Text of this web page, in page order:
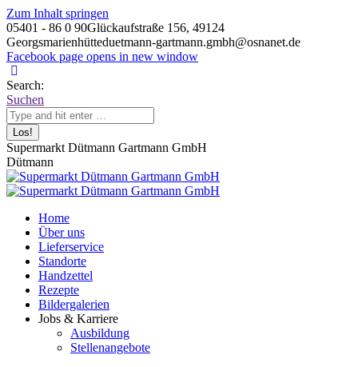
Zum Inhalt springen
05401 - 86 0 90Glückaufstraße 156, 49124
Georgsmarienhütteduetmann-gartmann.gmbh@osnanet.de
Facebook page opens in new window
Search:
Suchen
Supermarkt Dütmann Gartmann GmbH
Dütmann
Home
Über uns
Lieferservice
Standorte
Handzettel
Rezepte
Bildergalerien
Jobs & Karriere
Ausbildung
Stellenangebote